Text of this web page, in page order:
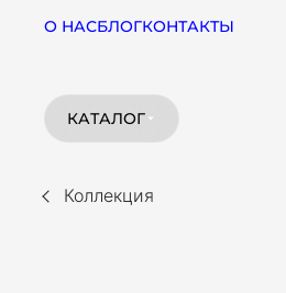
О НАСБЛОГКОНТАКТЫ
КАТАЛОГ
Коллекция